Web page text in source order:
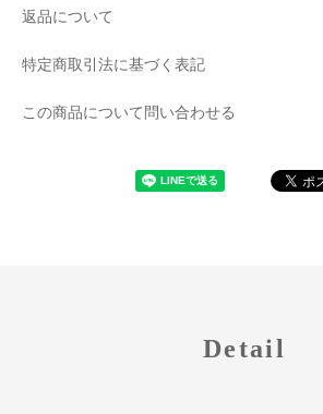
返品について
特定商取引法に基づく表記
この商品について問い合わせる
Detail